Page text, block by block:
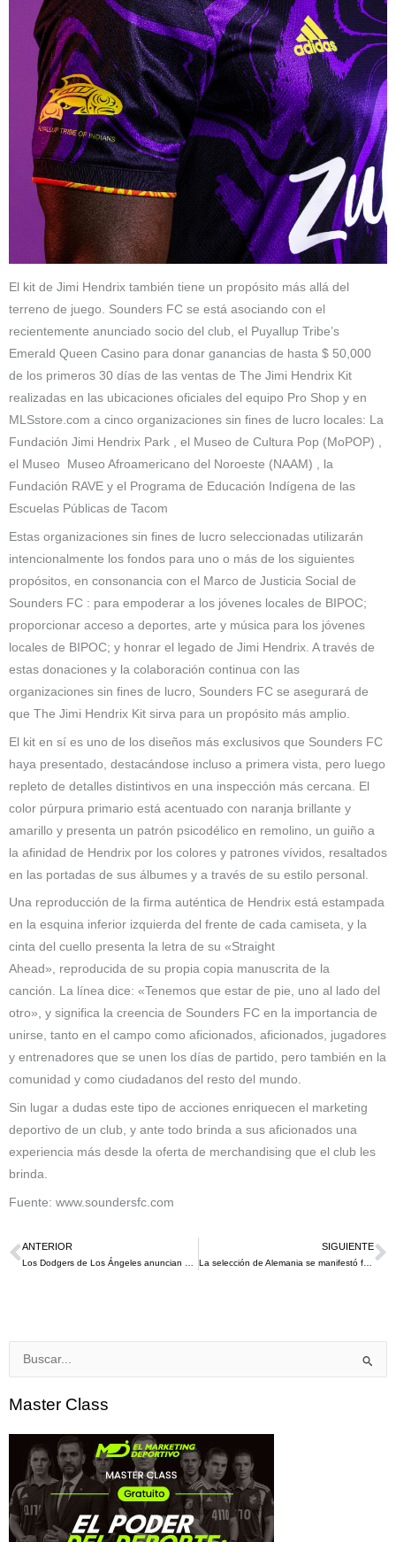
El kit de Jimi Hendrix también tiene un propósito más allá del
terreno de juego. Sounders FC se está asociando con el
recientemente anunciado socio del club, el Puyallup Tribe’s
Emerald Queen Casino para donar ganancias de hasta $ 50,000
de los primeros 30 días de las ventas de The Jimi Hendrix Kit
realizadas en las ubicaciones oficiales del equipo Pro Shop y en
MLSstore.com a cinco organizaciones sin fines de lucro locales: La
Fundación Jimi Hendrix Park , el Museo de Cultura Pop (MoPOP) ,
el Museo Museo Afroamericano del Noroeste (NAAM) , la
Fundación RAVE y el Programa de Educación Indígena de las
Escuelas Públicas de Tacom
Estas organizaciones sin fines de lucro seleccionadas utilizarán
intencionalmente los fondos para uno o más de los siguientes
propósitos, en consonancia con el Marco de Justicia Social de
Sounders FC : para empoderar a los jóvenes locales de BIPOC;
proporcionar acceso a deportes, arte y música para los jóvenes
locales de BIPOC; y honrar el legado de Jimi Hendrix. A través de
estas donaciones y la colaboración continua con las
organizaciones sin fines de lucro, Sounders FC se asegurará de
que The Jimi Hendrix Kit sirva para un propósito más amplio.
El kit en sí es uno de los diseños más exclusivos que Sounders FC
haya presentado, destacándose incluso a primera vista, pero luego
repleto de detalles distintivos en una inspección más cercana. El
color púrpura primario está acentuado con naranja brillante y
amarillo y presenta un patrón psicodélico en remolino, un guiño a
la afinidad de Hendrix por los colores y patrones vívidos, resaltados
en las portadas de sus álbumes y a través de su estilo personal.
Una reproducción de la firma auténtica de Hendrix está estampada
en la esquina inferior izquierda del frente de cada camiseta, y la
cinta del cuello presenta la letra de su «Straight
Ahead», reproducida de su propia copia manuscrita de la
canción. La línea dice: «Tenemos que estar de pie, uno al lado del
otro», y significa la creencia de Sounders FC en la importancia de
unirse, tanto en el campo como aficionados, aficionados, jugadores
y entrenadores que se unen los días de partido, pero también en la
comunidad y como ciudadanos del resto del mundo.
Sin lugar a dudas este tipo de acciones enriquecen el marketing
deportivo de un club, y ante todo brinda a sus aficionados una
experiencia más desde la oferta de merchandising que el club les
brinda.
Fuente: www.soundersfc.com
Ant
ANTERIOR SIGUIENTE
La selección de Alemania se manifestó frente a los derechos la FIFA anunció que no los sancionará
Buscar
Master Class